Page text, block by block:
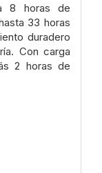
8 horas de
33 horas
duradero
Con carga
2 horas de